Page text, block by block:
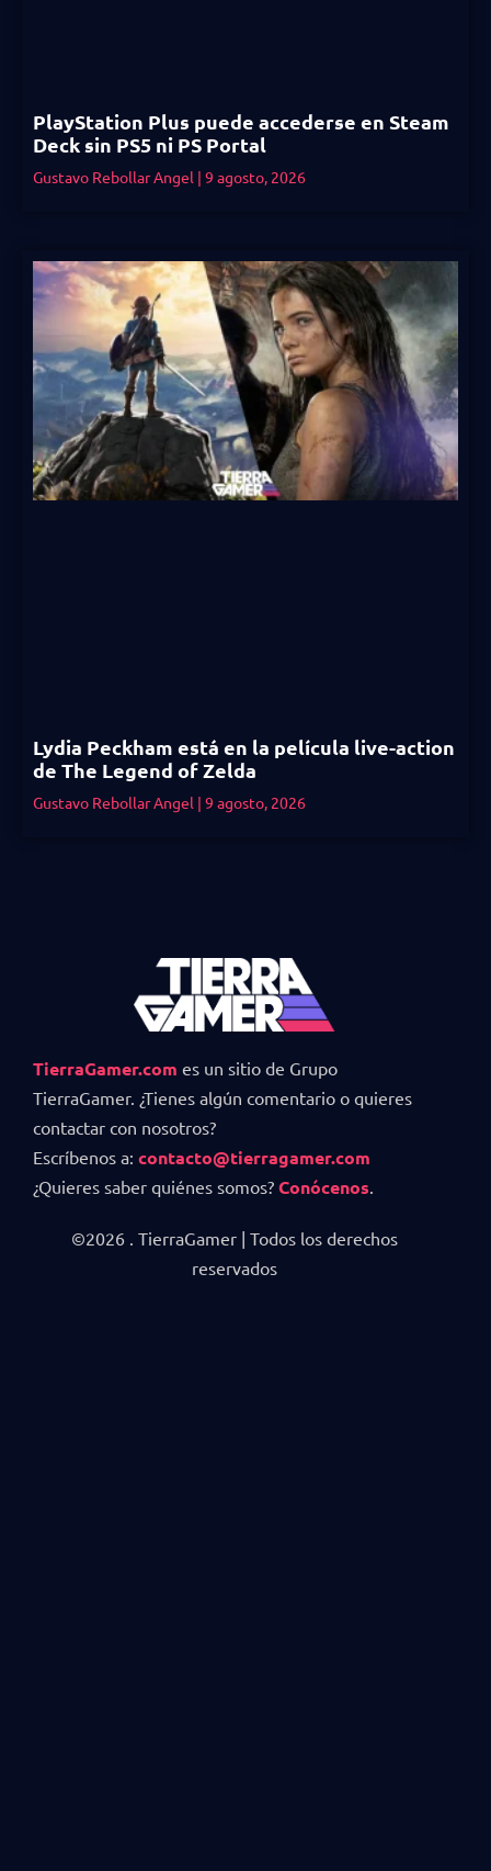
PlayStation Plus puede accederse en Steam
Deck sin PS5 ni PS Portal
Gustavo Rebollar Angel 9 agosto, 2026
Lydia Peckham está en la película live-action
de The Legend of Zelda
Gustavo Rebollar Angel 9 agosto, 2026
TierraGamer.com es un sitio de Grupo
TierraGamer. ¿Tienes algún comentario o quieres
contactar con nosotros?
Escríbenos a: contacto@tierragamer.com
¿Quieres saber quiénes somos? Conócenos
©2026 . TierraGamer | Todos los derechos
reservados